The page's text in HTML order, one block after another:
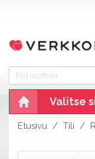
Valitse
Etusivu Tili